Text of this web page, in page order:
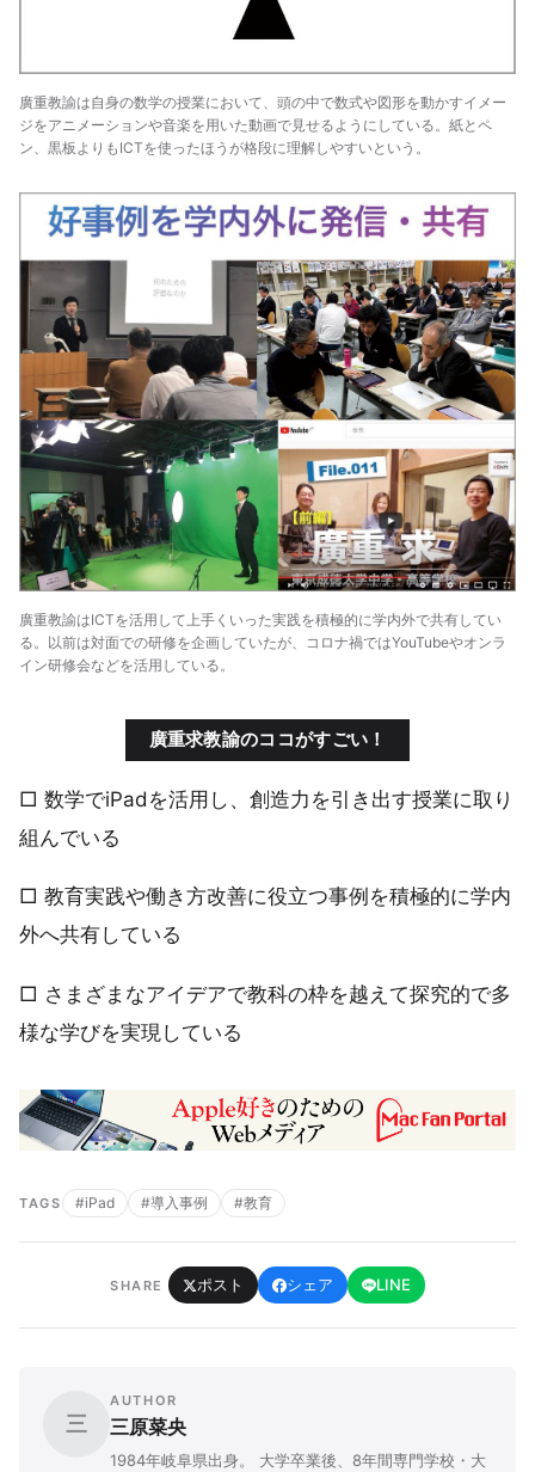
廣重教諭は自身の数学の授業において、頭の中で数式や図形を動かすイメー
ジをアニメーションや音楽を用いた動画で見せるようにしている。紙とペ
ン、黒板よりもICTを使ったほうが格段に理解しやすいという。
廣重教諭はICTを活用して上手くいった実践を積極的に学内外で共有してい
る。以前は対面での研修を企画していたが、コロナ禍ではYouTubeやオンラ
イン研修会などを活用している。
廣重求教諭のココがすごい！
□ 数学でiPadを活用し、創造力を引き出す授業に取り
組んでいる
□ 教育実践や働き方改善に役立つ事例を積極的に学内
外へ共有している
□ さまざまなアイデアで教科の枠を越えて探究的で多
様な学びを実現している
TAGS #iPad #導入事例 #教育
SHARE ポスト シェア LINE
三
AUTHOR
三原菜央
1984年岐阜県出身。 大学卒業後、8年間専門学校・大